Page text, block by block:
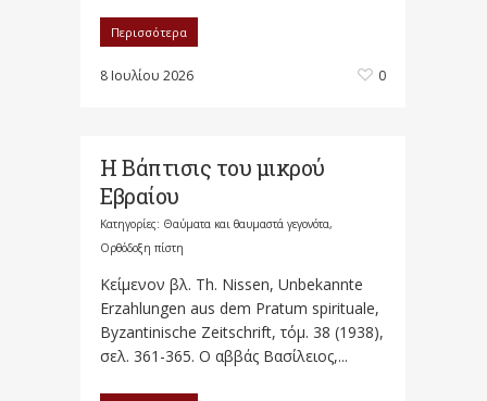
Περισσότερα
8 Ιουλίου 2026 0
Η Βάπτισις του μικρού
Εβραίου
Κατηγορίες: Θαύματα και θαυμαστά γεγονότα,
Ορθόδοξη πίστη
Κείμενον βλ. Th. Nissen, Unbekannte
Erzahlungen aus dem Pratum spirituale,
Byzantinische Zeitschrift, τόμ. 38 (1938),
σελ. 361-365. Ο αββάς Βασίλειος,...